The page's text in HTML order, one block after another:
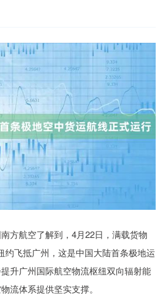
方航空了解到，4月22日，满载货物
约飞抵广州，这是中国大陆首条极地运
升广州国际航空物流枢纽双向辐射能
流体系提供坚实支撑。